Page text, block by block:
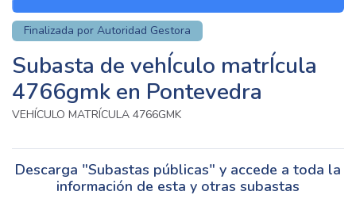
Finalizada por Autoridad Gestora
Subasta de vehÍculo matrÍcula
4766gmk en Pontevedra
VEHÍCULO MATRÍCULA 4766GMK
Descarga "Subastas públicas" y accede a toda la
información de esta y otras subastas